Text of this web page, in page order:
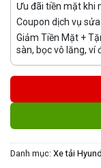
Ưu đãi tiền mặt khi
Coupon dịch vụ
Giảm Tiền Mặt +
sàn, bọc vô lăng, ví
Danh mục: Xe tải